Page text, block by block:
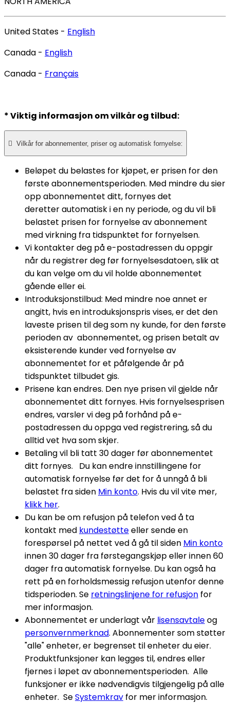
United States - English
Canada - English
Canada - Français
* Viktig informasjon om vilkår og tilbud:
 Vilkår for abonnementer, priser og automatisk fornyelse:
Beløpet du belastes for kjøpet, er prisen for den
første abonnementsperioden. Med mindre du sier
opp abonnementet ditt, fornyes det
deretter automatisk i en ny periode, og du vil bli
belastet prisen for fornyelse av abonnement
med virkning fra tidspunktet for fornyelsen.​
Vi kontakter deg på e-postadressen du oppgir
når du registrer deg før fornyelsesdatoen, slik at
du kan velge om du vil holde abonnementet
gående eller ei.
Introduksjonstilbud: Med mindre noe annet er
angitt, hvis en introduksjonspris vises, er det den
laveste prisen til deg som ny kunde, for den første
perioden av abonnementet, og prisen betalt av
eksisterende kunder ved fornyelse av
abonnementet for et påfølgende år på
tidspunktet tilbudet gis.
Prisene kan endres. Den nye prisen vil gjelde når
abonnementet ditt fornyes. Hvis fornyelsesprisen
endres, varsler vi deg på forhånd på e-
postadressen du oppga ved registrering, så du
alltid vet hva som skjer.
Betaling vil bli tatt 30 dager før abonnementet
ditt fornyes. Du kan endre innstillingene for
automatisk fornyelse før det for å unngå å bli
belastet fra siden Min konto. Hvis du vil vite mer,
klikk her.
Du kan be om refusjon på telefon ved å ta
kontakt med kundestøtteeller sende en
forespørsel på nettet ved å gå til siden Min konto
innen 30 dager fra førstegangskjøp eller innen 60
dager fra automatisk fornyelse. Du kan også ha
rett på en forholdsmessig refusjon utenfor denne
tidsperioden. Se retningslinjene for refusjon for
mer informasjon.
Abonnementet er underlagt vår lisensavtaleog
personvernmerknad. Abonnementer som støtter
"alle" enheter, er begrenset til enheter du eier.
Produktfunksjoner kan legges til, endres eller
fjernes i løpet av abonnementsperioden. Alle
funksjoner er ikke nødvendigvis tilgjengelig på alle
enheter. SeSystemkrav for mer informasjon.